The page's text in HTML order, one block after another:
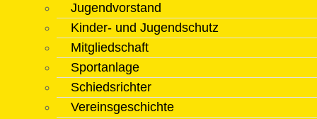
Jugendvorstand
Kinder- und Jugendschutz
Mitgliedschaft
Sportanlage
Schiedsrichter
Vereinsgeschichte